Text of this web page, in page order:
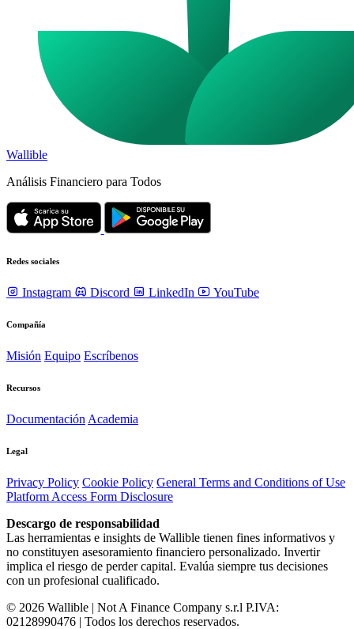
Wallible
Análisis Financiero para Todos
Redes sociales
Instagram Discord LinkedIn YouTube
Compañía
Misión Equipo Escríbenos
Recursos
Documentación Academia
Legal
Privacy Policy Cookie Policy General Terms and Conditions of Use
Platform Access Form Disclosure
Descargo de responsabilidad
Las herramientas e insights de Wallible tienen fines informativos y
no constituyen asesoramiento financiero personalizado. Invertir
implica el riesgo de perder capital. Evalúa siempre tus decisiones
con un profesional cualificado.
© 2026 Wallible | Not A Finance Company s.r.l P.IVA:
02128990476 | Todos los derechos reservados.